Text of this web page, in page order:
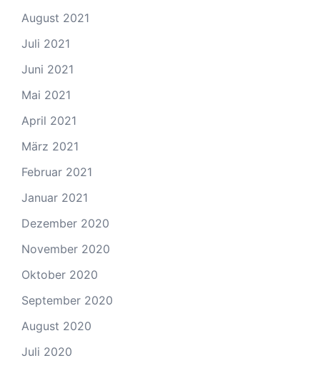
August 2021
Juli 2021
Juni 2021
Mai 2021
April 2021
März 2021
Februar 2021
Januar 2021
Dezember 2020
November 2020
Oktober 2020
September 2020
August 2020
Juli 2020